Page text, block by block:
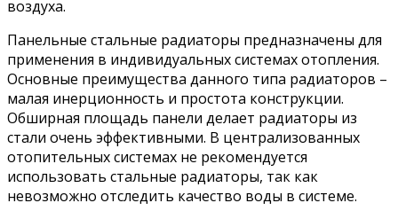
воздуха.
Панельные стальные радиаторы предназначены для
применения в индивидуальных системах отопления.
Основные преимущества данного типа радиаторов –
малая инерционность и простота конструкции.
Обширная площадь панели делает радиаторы из
стали очень эффективными. В централизованных
отопительных системах не рекомендуется
использовать стальные радиаторы, так как
невозможно отследить качество воды в системе.